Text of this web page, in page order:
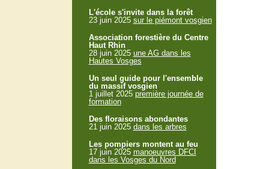
L'école s'invite dans la forêt
23 juin 2025 sur le piémont vosgien
Association forestière du Centre
Haut Rhin
28 juin 2025 une AG dans les
Hautes Vosges
Un seul guide pour l'ensemble
du massif vosgien
1 juillet 2025 première journée de
formation
Des floraisons abondantes
21 juin 2025 dans les arbres
Les pompiers montent au feu
17 juin 2025 manoeuvres DFCI
dans les Vosges du Nord